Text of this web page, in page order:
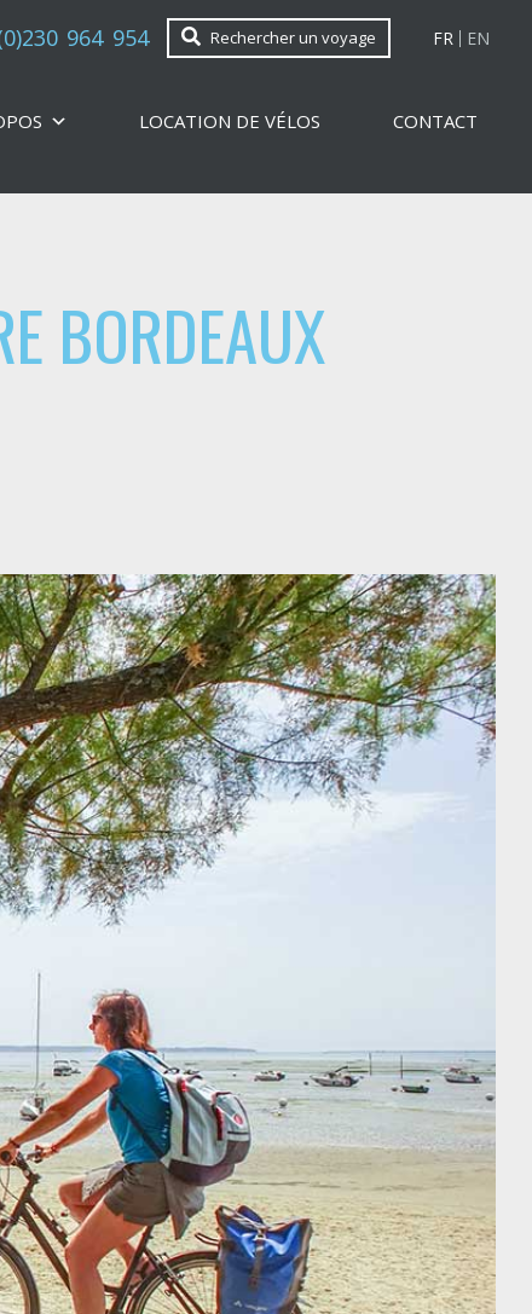
964 954 Rechercher un voyage FR EN
LOCATION DE VÉLOS CONTACT
BORDEAUX